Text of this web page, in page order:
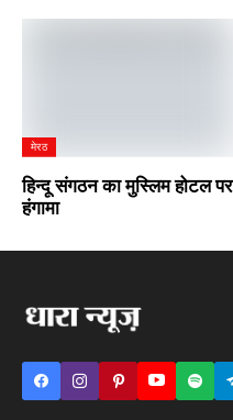
मेरठ
हिन्दू संगठन का मुस्लिम होटल पर
हंगामा